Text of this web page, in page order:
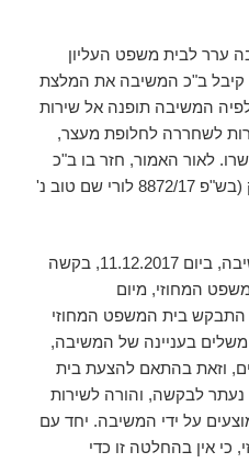
ערר לבית משפט העליון
קיבל ב"כ המשיבה את המלצת
המשיבה תופנה אל שירות
לשחררה לחלופת מעצר,
לאור האמור, חזר בו ב"כ
המשיבה מן הערר והערר נמחק (בש"פ 8872/17 לורי שם טוב נ'
בעקבות דיון זה, הגיש ב"כ המשיבה, ביום 11.12.2017, בקשה
המחוזי, מיום
התבקש בית המשפט המחוזי
בעניינה של המשיבה,
וזאת בהתאם להצעת בית
לבקשה, והורה לשירות
על ידי המשיבה. יחד עם
כי אין בהחלטה זו כדי